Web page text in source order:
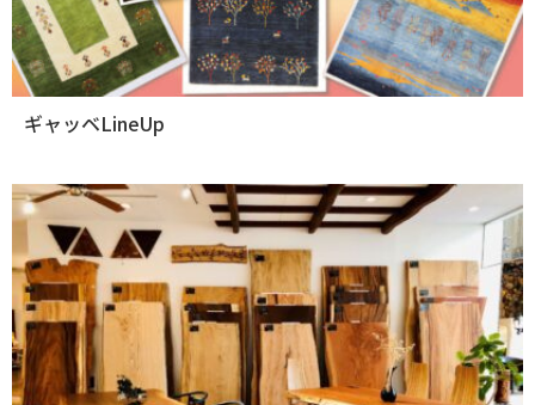
ギャッベLineUp